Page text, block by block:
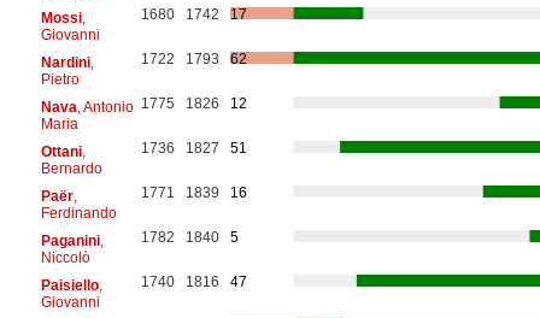
Mossi,
Giovanni
1680 1742 17
Nardini,
Pietro
1722 1793 62
Nava , Antonio
Maria
1775 1826 12
Ottani,
Bernardo
1736 1827 51
Paër,
Ferdinando
1771 1839 16
Paganini,
Niccolò
1782 1840 5
Paisiello,
Giovanni
1740 1816 47